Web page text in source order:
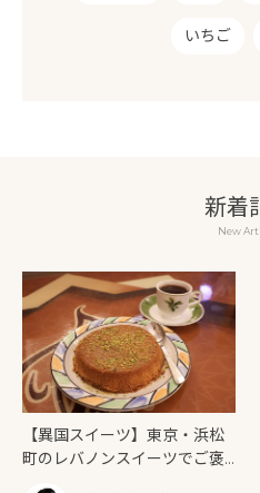
いちご
新着
New
【異国スイーツ】東京・浜松
町のレバノンスイーツでご褒